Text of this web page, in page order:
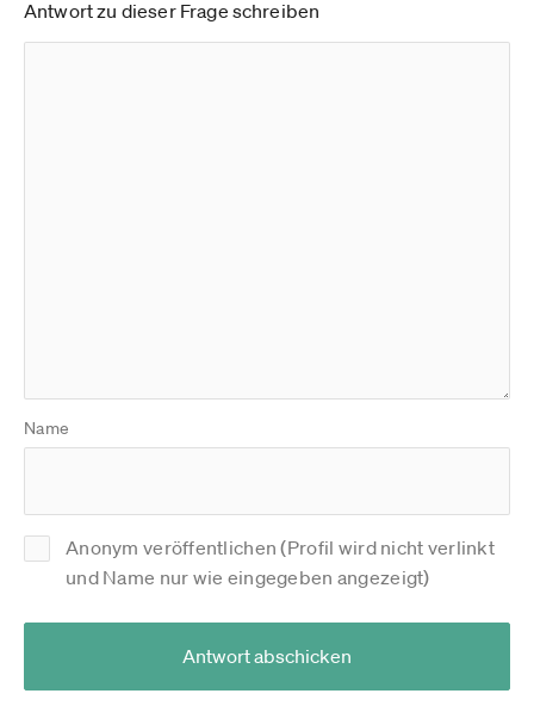
Antwort zu dieser Frage schreiben
Name
Anonym veröffentlichen (Profil wird nicht verlinkt
und Name nur wie eingegeben angezeigt)
Antwort abschicken